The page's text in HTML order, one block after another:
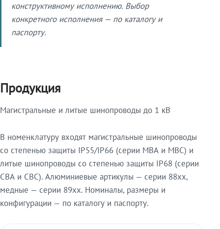
конструктивному исполнению. Выбор
конкретного исполнения — по каталогу и
паспорту.
Продукция
Магистральные и литые шинопроводы до 1 кВ
В номенклатуру входят магистральные шинопроводы
со степенью защиты IP55/IP66 (серии МВА и МВС) и
литые шинопроводы со степенью защиты IP68 (серии
СВА и СВС). Алюминиевые артикулы — серии 88xx,
медные — серии 89xx. Номиналы, размеры и
конфигурации — по каталогу и паспорту.